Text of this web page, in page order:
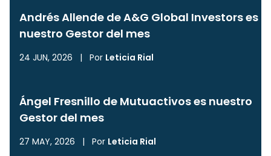
Andrés Allende de A&G Global Investors es
nuestro Gestor del mes
24 JUN, 2026 | Por Leticia Rial
Ángel Fresnillo de Mutuactivos es nuestro
Gestor del mes
27 MAY, 2026 | Por Leticia Rial